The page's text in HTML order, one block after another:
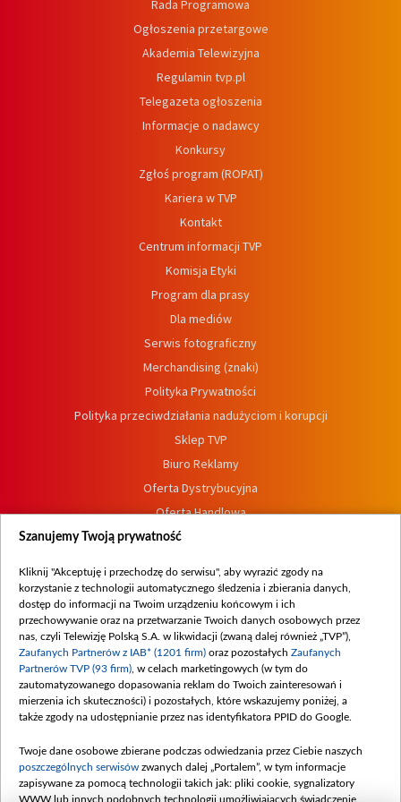
Rada Programowa
Ogłoszenia przetargowe
Akademia Telewizyjna
Regulamin tvp.pl
Telegazeta ogłoszenia
Informacje o nadawcy
Konkursy
Zgłoś program (ROPAT)
Kariera w TVP
Kontakt
Centrum informacji TVP
Komisja Etyki
Program dla prasy
Dla mediów
Serwis fotograficzny
Merchandising (znaki)
Polityka Prywatności
Polityka przeciwdziałania nadużyciom i korupcji
Sklep TVP
Biuro Reklamy
Oferta Dystrybucyjna
Oferta Handlowa
Dostępność
Procedura zgłoszeń wewnętrznych
Szanujemy Twoją prywatność
Kliknij "Akceptuję i przechodzę do serwisu", aby wyrazić zgody na
korzystanie z technologii automatycznego śledzenia i zbierania danych,
dostęp do informacji na Twoim urządzeniu końcowym i ich
przechowywanie oraz na przetwarzanie Twoich danych osobowych przez
nas, czyli Telewizję Polską S.A. w likwidacji (zwaną dalej również „TVP”),
Zaufanych Partnerów z IAB* (1201 firm) oraz pozostałych Zaufanych
Partnerów TVP (93 firm) , w celach marketingowych (w tym do
zautomatyzowanego dopasowania reklam do Twoich zainteresowań i
mierzenia ich skuteczności) i pozostałych, które wskazujemy poniżej, a
także zgody na udostępnianie przez nas identyfikatora PPID do Google.
Twoje dane osobowe zbierane podczas odwiedzania przez Ciebie naszych
poszczególnych serwisów zwanych dalej „Portalem”, w tym informacje
zapisywane za pomocą technologii takich jak: pliki cookie, sygnalizatory
WWW lub innych podobnych technologii umożliwiających świadczenie